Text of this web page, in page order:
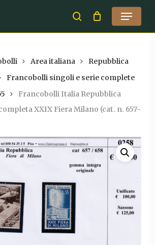
search
Menu
Area italiana
Repubblica
Francobolli singoli e serie complete
Francobolli Italia Repubblica
XXIX Fiera Milano (cat. n. 657-
Close